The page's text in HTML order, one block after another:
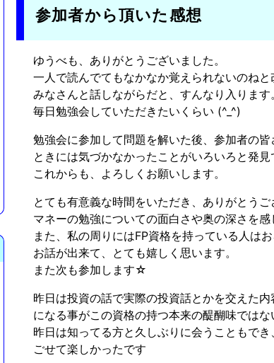
参加者から頂いた感想
ゆうべも、ありがとうございました。
一人で読んでてもなかなか覚えられないのねと
みなさんと話しながらだと、すんなり入ります。
毎日勉強会していただきたいくらい (^_^)
勉強会に参加して問題を解いた後、参加者の
ときには気づかなかったことがいろいろと発
これからも、よろしくお願いします。
とても有意義な時間をいただき、ありがとうご
マネーの勉強についての面白さや奥の深さを感
また、私の周りにはFP資格を持っている人は
お話が出来て、とても嬉しく思います。
また次も参加します☆
昨日は投資の話で実際の投資話とかを交えた
になる事がこの資格の持つ本来の醍醐味では
昨日は知ってる方と久しぶりに会うこともで
ごせて楽しかったです